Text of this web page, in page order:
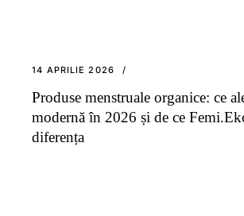
14 APRILIE 2026
Produse menstruale organice: ce
modernă în 2026 și de ce
diferența